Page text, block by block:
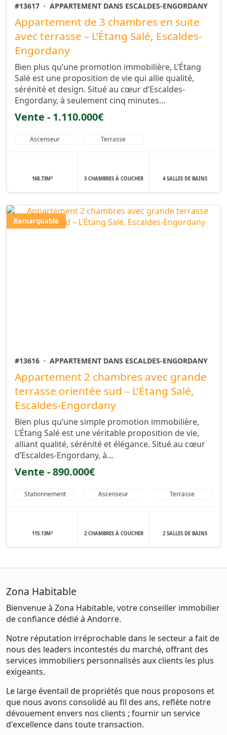
#13617 · APPARTEMENT DANS ESCALDES-ENGORDANY
Appartement de 3 chambres en suite
avec terrasse – L’Étang Salé, Escaldes-
Engordany
Bien plus qu’une promotion immobilière, L’Étang
Salé est une proposition de vie qui allie qualité,
sérénité et design. Situé au cœur d’Escaldes-
Engordany, à seulement cinq minutes…
Vente - 1.110.000€
Ascenseur Terrasse
168.73M2 3 CHAMBRES À COUCHER 4 SALLES DE BAINS
Remarquable
#13616 · APPARTEMENT DANS ESCALDES-ENGORDANY
Appartement 2 chambres avec grande
terrasse orientée sud – L’Étang Salé,
Escaldes-Engordany
Bien plus qu’une simple promotion immobilière,
L’Étang Salé est une véritable proposition de vie,
alliant qualité, sérénité et élégance. Situé au cœur
d’Escaldes-Engordany, à…
Vente - 890.000€
Stationnement Ascenseur Terrasse
115.13M2 2 CHAMBRES À COUCHER 2 SALLES DE BAINS
Zona Habitable
Bienvenue à Zona Habitable, votre conseiller immobilier
de confiance dédié à Andorre.
Notre réputation irréprochable dans le secteur a fait de
nous des leaders incontestés du marché, offrant des
services immobiliers personnalisés aux clients les plus
exigeants.
Le large éventail de propriétés que nous proposons et
que nous avons consolidé au fil des ans, reflète notre
dévouement envers nos clients ; fournir un service
d'excellence dans toute transaction.